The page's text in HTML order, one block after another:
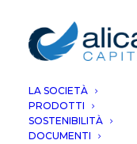
LA SOCIETÀ
PRODOTTI
SOSTENIBILITÀ
DOCUMENTI